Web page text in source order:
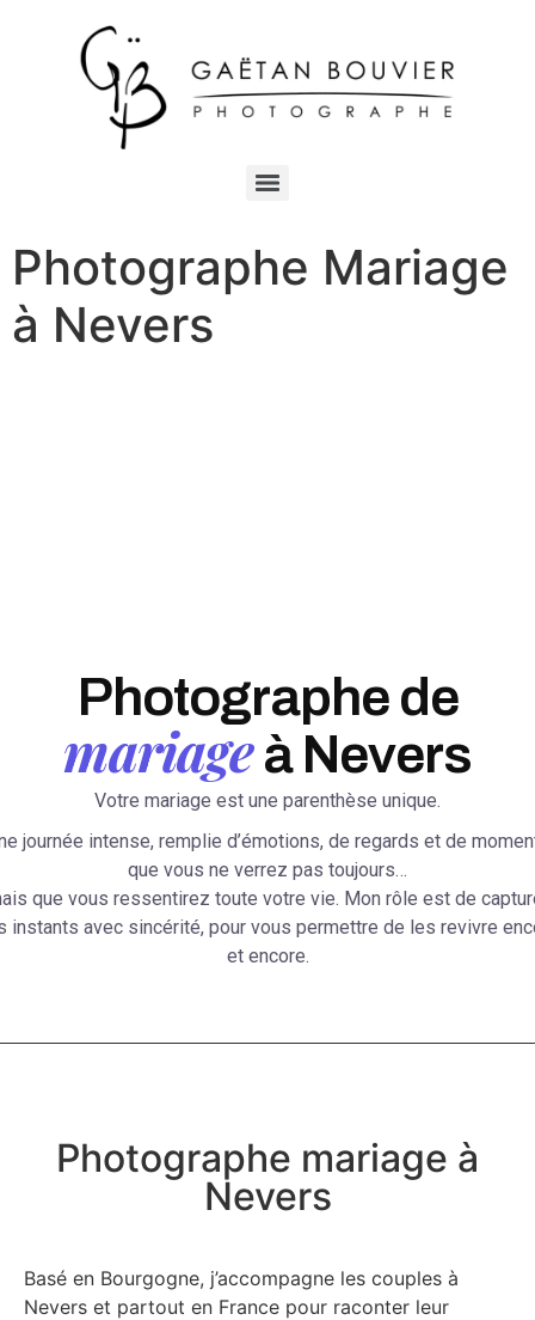
Photographe Mariage
à Nevers
Photographe de
mariageà Nevers
Votre mariage est une parenthèse unique.
journée intense, remplie d’émotions, de regards et de
que vous ne verrez pas toujours…
que vous ressentirez toute votre vie. Mon rôle est de
instants avec sincérité, pour vous permettre de les revivre
et encore.
Photographe mariage à
Nevers
Basé en Bourgogne, j’accompagne les couples à
Nevers et partout en France pour raconter leur